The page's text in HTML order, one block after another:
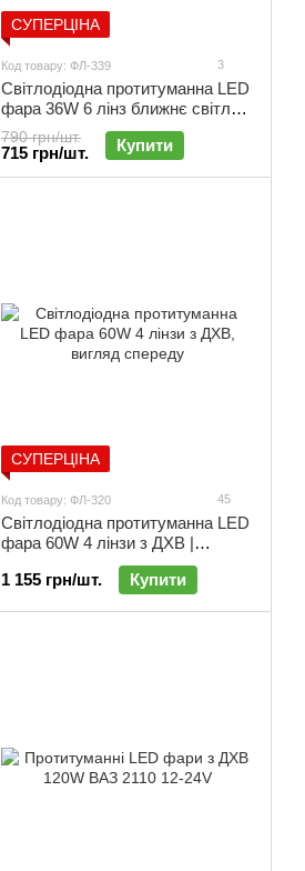
СУПЕРЦІНА
Код товару: ФЛ-339 3
Світлодіодна протитуманна LED
фара 36W 6 лінз ближнє світло |
ФЛ-339
790 грн/шт.
715 грн/шт. Купити
СУПЕРЦІНА
Код товару: ФЛ-320 45
Світлодіодна протитуманна LED
фара 60W 4 лінзи з ДХВ |
1 155 грн/шт.
Купити